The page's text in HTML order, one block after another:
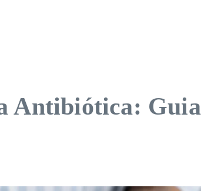
Antibiótica: Guia